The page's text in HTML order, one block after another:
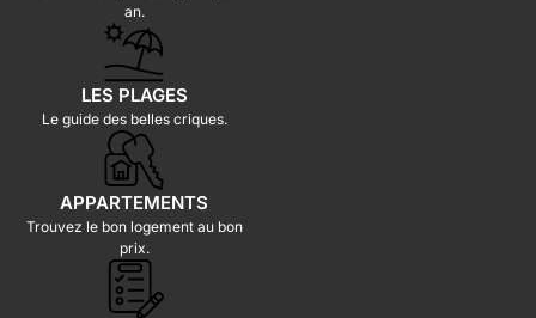
an.
LES PLAGES
Le guide des belles criques.
APPARTEMENTS
Trouvez le bon logement au bon
prix.